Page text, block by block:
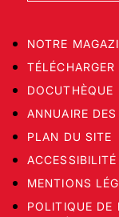
NOTRE
DOCUTHÈQUE
ANNUAIRE DES
PLAN DU SITE
ACCESSIBILITÉ
MENTIONS
POLITIQUE DE